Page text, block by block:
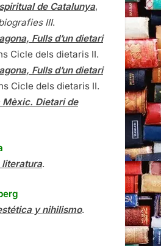
de Catalunya,
III.
Fulls d’un dietari
Cicle dels dietaris II.
Fulls d’un dietari
Cicle dels dietaris II.
Mèxic. Dietari de
literatura.
y nihilismo.